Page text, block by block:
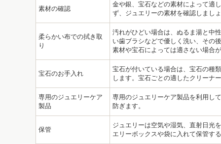
素材の確認
金や銀、宝石などの素材によって適
ず、ジュエリーの素材を確認しましょ
柔らかい布での拭き取
り
汚れがひどい場合は、ぬるま湯と中
い歯ブラシなどで優しく洗い、その
素材や宝石によっては適さない場合
宝石のお手入れ
宝石が付いている場合は、宝石の種
します。宝石ごとの適したクリーナ
専用のジュエリーケア
製品
専用のジュエリーケア製品を利用し
防ぎます。
保管
ジュエリーは空気や湿気、直射日光
エリーボックスや袋に入れて保管す